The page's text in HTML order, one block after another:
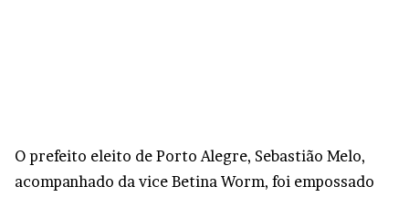
O prefeito eleito de Porto Alegre, Sebastião Melo,
acompanhado da vice Betina Worm, foi empossado